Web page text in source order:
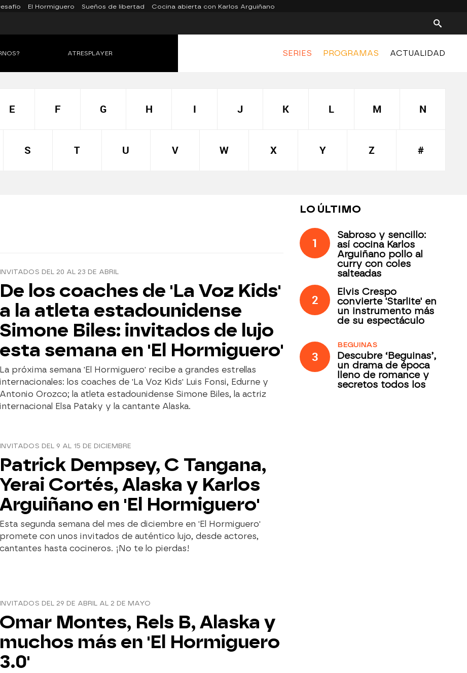
El Hormiguero Sueños de libertad Cocina abierta con Karlos Arguiñano
SERIES PROGRAMAS ACTUALIDAD
ATRESPLAYER
E F G H I J K L M N
S T U V W X Y Z #
INVITADOS DEL 20 AL 23 DE ABRIL
De los coaches de 'La Voz Kids'
a la atleta estadounidense
Simone Biles: invitados de lujo
esta semana en 'El Hormiguero'
La próxima semana 'El Hormiguero' recibe a grandes estrellas
internacionales: los coaches de 'La Voz Kids' Luis Fonsi, Edurne y
Antonio Orozco; la atleta estadounidense Simone Biles, la actriz
internacional Elsa Pataky y la cantante Alaska.
INVITADOS DEL 9 AL 15 DE DICIEMBRE
Patrick Dempsey, C Tangana,
Yerai Cortés, Alaska y Karlos
Arguiñano en 'El Hormiguero'
Esta segunda semana del mes de diciembre en 'El Hormiguero'
promete con unos invitados de auténtico lujo, desde actores,
cantantes hasta cocineros. ¡No te lo pierdas!
INVITADOS DEL 29 DE ABRIL AL 2 DE MAYO
Omar Montes, Rels B, Alaska y
muchos más en 'El Hormiguero
3.0'
LO ÚLTIMO
1
Sabroso y sencillo:
así cocina Karlos
Arguiñano pollo al
curry con coles
salteadas
2
Elvis Crespo
convierte 'Starlite' en
un instrumento más
de su espectáculo
3
BEGUINAS
Descubre ‘Beguinas’,
un drama de época
lleno de romance y
secretos todos los